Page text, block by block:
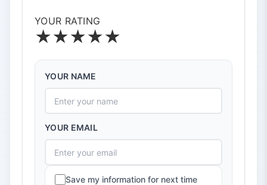
YOUR RATING
★★★★★
YOUR NAME
YOUR EMAIL
Save my information for next time